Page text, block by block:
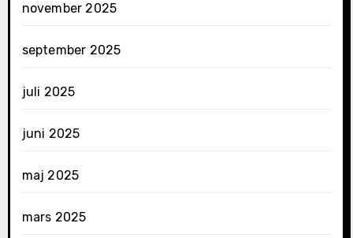
november 2025
september 2025
juli 2025
juni 2025
maj 2025
mars 2025